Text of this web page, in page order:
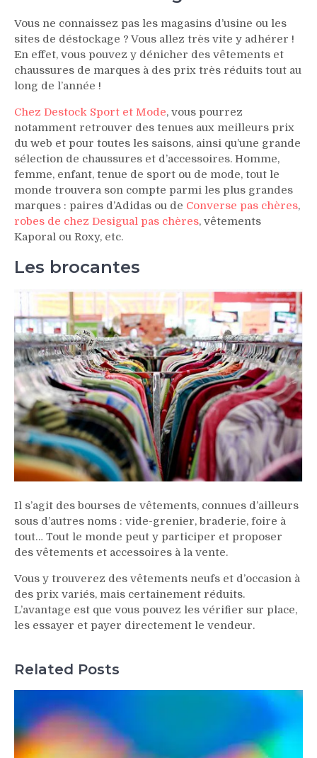
Vous ne connaissez pas les magasins d’usine ou les
sites de déstockage ? Vous allez très vite y adhérer !
En effet, vous pouvez y dénicher des vêtements et
chaussures de marques à des prix très réduits tout au
long de l’année !
Chez Destock Sport et Mode, vous pourrez
notamment retrouver des tenues aux meilleurs prix
du web et pour toutes les saisons, ainsi qu’une grande
sélection de chaussures et d’accessoires. Homme,
femme, enfant, tenue de sport ou de mode, tout le
monde trouvera son compte parmi les plus grandes
marques : paires d’Adidas ou de Converse pas chères,
robes de chez Desigual pas chères, vêtements
Kaporal ou Roxy, etc.
Les brocantes
Il s’agit des bourses de vêtements, connues d’ailleurs
sous d’autres noms : vide-grenier, braderie, foire à
tout… Tout le monde peut y participer et proposer
des vêtements et accessoires à la vente.
Vous y trouverez des vêtements neufs et d’occasion à
des prix variés, mais certainement réduits.
L’avantage est que vous pouvez les vérifier sur place,
les essayer et payer directement le vendeur.
Related Posts